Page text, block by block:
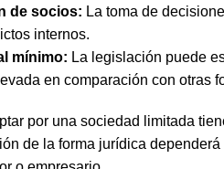
de socios: La toma de
internos.
mínimo: La legislación puede
en comparación con otras
por una sociedad limitada
de la forma jurídica